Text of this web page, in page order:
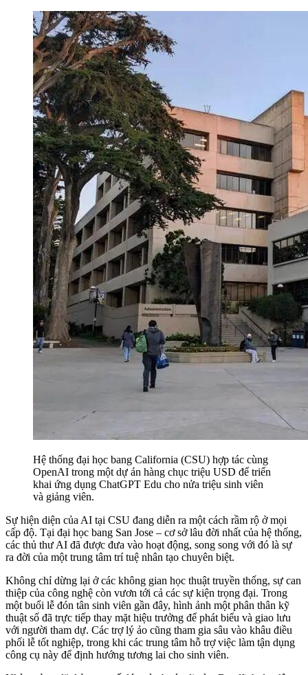
Hệ thống đại học bang California (CSU) hợp tác cùng
OpenAI trong một dự án hàng chục triệu USD để triển
khai ứng dụng ChatGPT Edu cho nửa triệu sinh viên
và giảng viên.
Sự hiện diện của AI tại CSU đang diễn ra một cách rầm rộ ở mọi
cấp độ. Tại đại học bang San Jose – cơ sở lâu đời nhất của hệ thống,
các thủ thư AI đã được đưa vào hoạt động, song song với đó là sự
ra đời của một trung tâm trí tuệ nhân tạo chuyên biệt.
Không chỉ dừng lại ở các không gian học thuật truyền thống, sự can
thiệp của công nghệ còn vươn tới cả các sự kiện trọng đại. Trong
một buổi lễ đón tân sinh viên gần đây, hình ảnh một phân thân kỹ
thuật số đã trực tiếp thay mặt hiệu trưởng để phát biểu và giao lưu
với người tham dự. Các trợ lý ảo cũng tham gia sâu vào khâu điều
phối lễ tốt nghiệp, trong khi các trung tâm hỗ trợ việc làm tận dụng
công cụ này để định hướng tương lai cho sinh viên.